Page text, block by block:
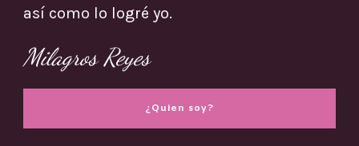
así como lo logré yo.
Milagros Reyes
¿Quien soy?